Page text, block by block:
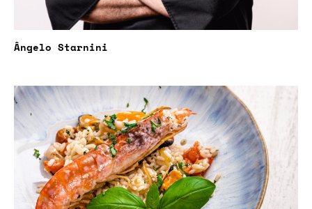
Ângelo Starnini